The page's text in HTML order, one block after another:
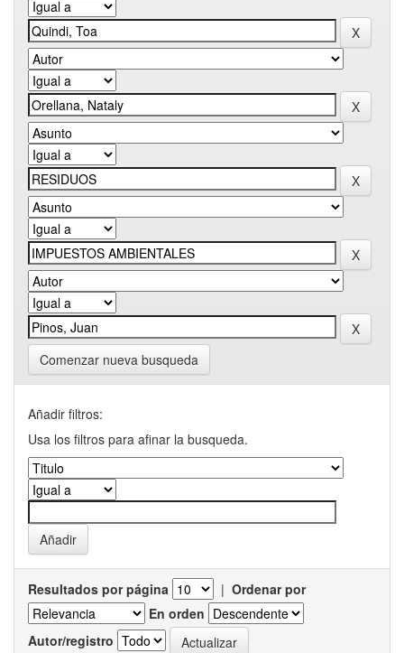
Comenzar nueva busqueda
Añadir filtros:
Usa los filtros para afinar la busqueda.
Resultados por página | Ordenar por
En orden
Autor/registro